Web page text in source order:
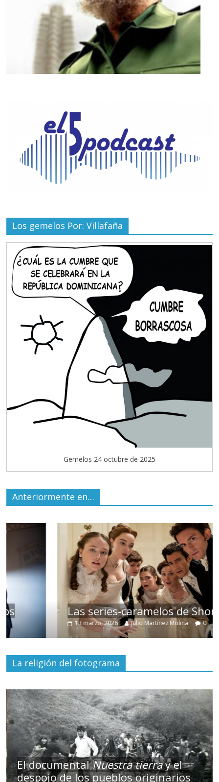
Los gemelos Por: Villafaña
Gemelos 24 octubre de 2025
Anteriormente en…
Las series-caramelos de Shondaland
Julio Martínez Molina 0
La religión del fotograma
El documentalNuestra tierray el
despojo de los pueblos originarios